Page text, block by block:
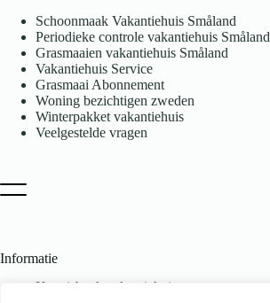
Schoonmaak Vakantiehuis Småland
Periodieke controle vakantiehuis Småland
Grasmaaien vakantiehuis Småland
Vakantiehuis Service
Grasmaai Abonnement
Woning bezichtigen zweden
Winterpakket vakantiehuis
Veelgestelde vragen
Informatie
Kennisbank vakantiehuis